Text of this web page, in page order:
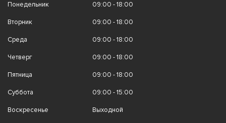
Понедельник 09:00 - 18:00
Вторник 09:00 - 18:00
Среда 09:00 - 18:00
Четверг 09:00 - 18:00
Пятница 09:00 - 18:00
Суббота 09:00 - 15:00
Воскресенье Выходной